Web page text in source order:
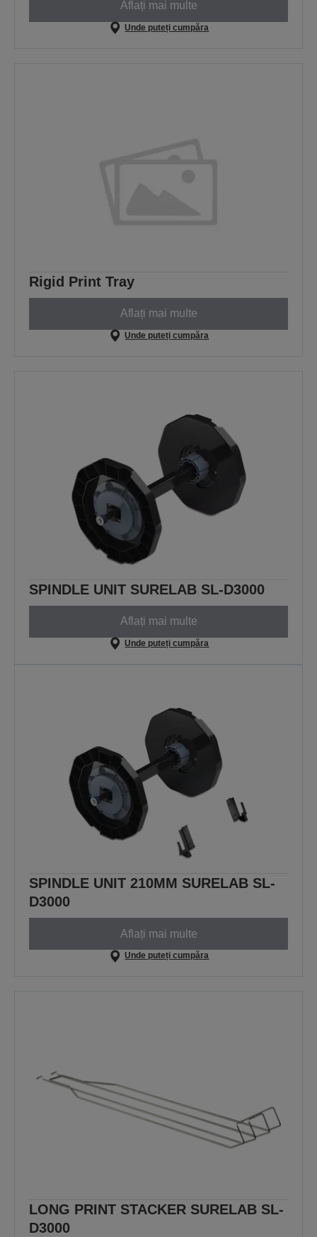
Aflați mai multe
Unde puteți cumpăra
Rigid Print Tray
Aflați mai multe
Unde puteți cumpăra
SPINDLE UNIT SURELAB SL-D3000
Aflați mai multe
Unde puteți cumpăra
SPINDLE UNIT 210MM SURELAB SL-
D3000
Aflați mai multe
Unde puteți cumpăra
LONG PRINT STACKER SURELAB SL-
D3000